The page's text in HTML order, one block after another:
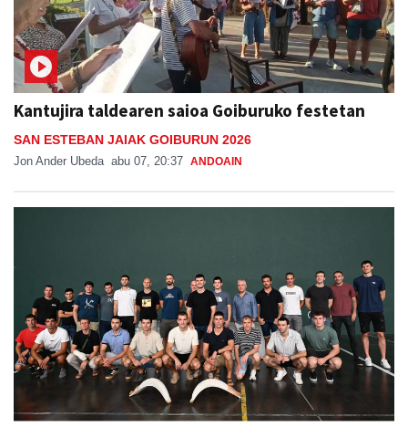
Kantujira taldearen saioa Goiburuko festetan
SAN ESTEBAN JAIAK GOIBURUN 2026
Jon Ander Ubeda abu 07, 20:37 ANDOAIN